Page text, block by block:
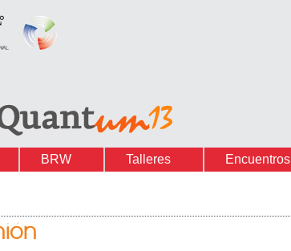
BRW Talleres Encuentros